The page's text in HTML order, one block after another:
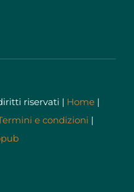
riservati | Home|
e condizioni |